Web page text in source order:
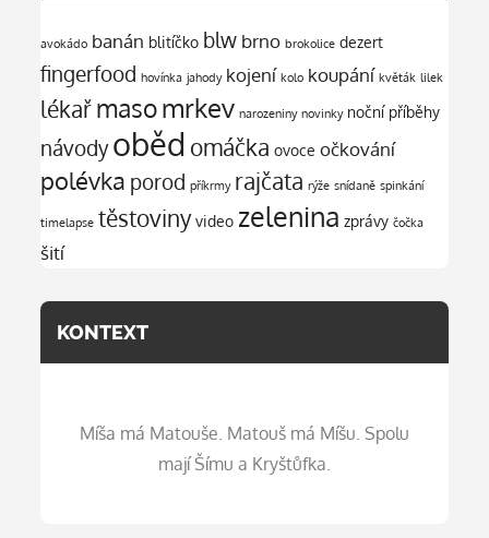
avokádo banán blitíčko blw brno brokolice dezert
fingerfood hovínka jahody kojení kolo koupání květák lilek
lékařmasomrkev narozeniny novinky noční příběhy
návodyoběd omáčka ovoce očkování
polévka porod příkrmy rajčata rýže snídaně spinkání
timelapse těstoviny video zelenina zprávy čočka
šití
KONTEXT
Míša má Matouše. Matouš má Míšu. Spolu
mají Šímu a Kryštůfka.